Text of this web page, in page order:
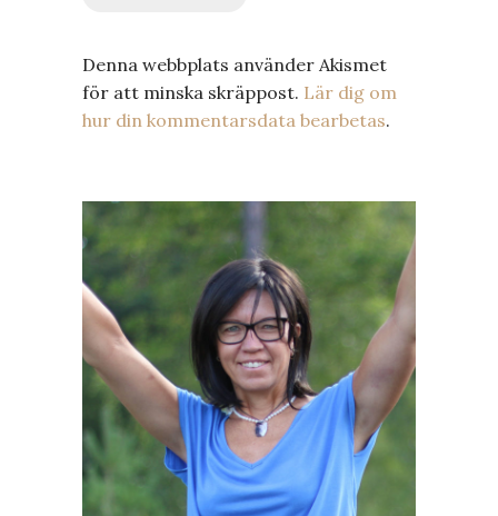
Denna webbplats använder Akismet
för att minska skräppost. Lär dig om
hur din kommentarsdata bearbetas.